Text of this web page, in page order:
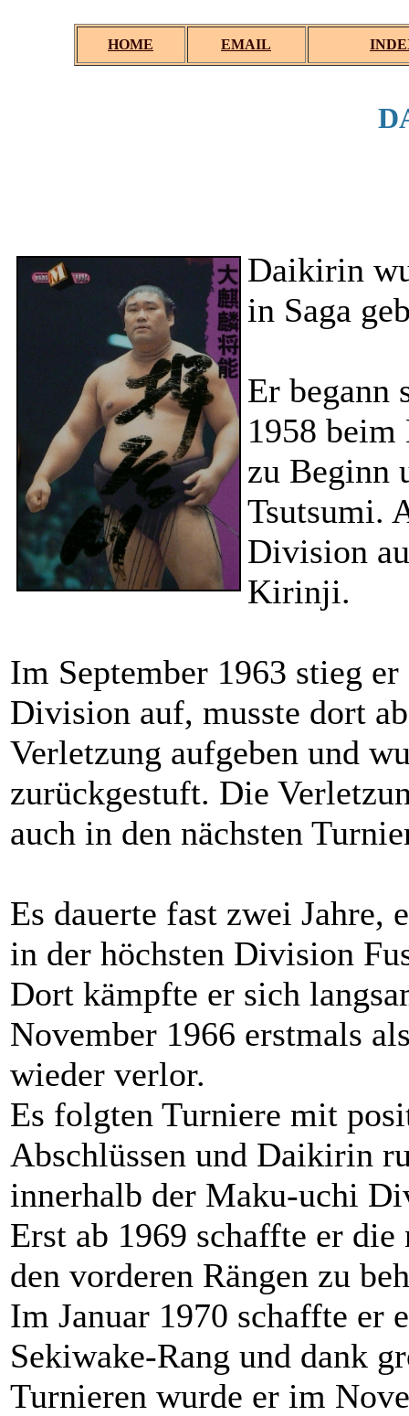
HOME EMAIL
Daikirin
in Saga
Er begann
1958
zu Beginn
Tsutsumi.
Division
Kirinji.
Im September 1963 stieg
Division auf, musste dort
Verletzung aufgeben und
zurückgestuft. Die
auch in den nächsten
Es dauerte fast zwei
in der höchsten Division
Dort kämpfte er sich
November 1966 erstmals
wieder verlor.
Es folgten Turniere mit
Abschlüssen und Daikirin
innerhalb der Maku-uchi
Erst ab 1969 schaffte er
den vorderen Rängen zu
Im Januar 1970 schaffte er
Sekiwake-Rang und dank
Turnieren wurde er im